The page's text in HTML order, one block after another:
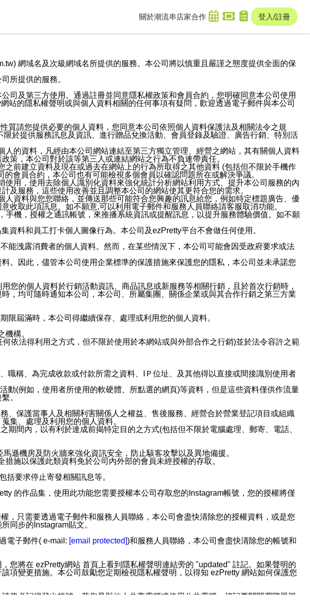
關於潮流串 店家合作 登入/註冊
網域名及次級網域名所提供的服務。本公司將以慎重且嚴謹之態度提供全面的保
所提供的服務。
司及第三方使用。通過註冊並同意隱私權政策和會員合約，您明確同意本公司使用
的隱私權聲明或與個人資料相關的任何事項有疑問，歡迎透過電子郵件與本公司
質請您提供必要的個人資料，您同意本公司依照個人資料保護法及相關法令之規
於提供服務訊息及資訊、進行贈品兌換活動、會員登錄及驗證、廣告行銷、特別活
的資料，凡經由本公司網站連結至第三方獨立管理、經營之網站，其有關個人資料
策，本公司對於該等第三人或連結網站之行為不負連帶責任。
前建立資料及現在或過去在網站上的行為所取得之其他資料 (包括但不限於手機作
會員合約，本公司也有可能檢視多個會員以確認問題所在或解決爭議。
用，使用去除個人識別化資料來強化統計分析網站利用方式、提升本公司服務的內
及服務，這些使用改善並且調整本公司的網站使其更符合您的需求。
資料與您您聯絡，並傳送那些可能符合您興趣的訊息給您，例如特定標題廣告、優
取此項訊息。如不願意,可以利用電子郵件和服務人員聯絡請客服取消功能。
機，授權之通訊帳號，來推播系統資訊或提醒訊息，以提升服務體驗價值。如不願
料和員工打卡個人圖像行為。本公司及ezPretty平台不會做任何使用。
能洩露消費者的個人資料。然而，在某些情況下，本公司可能會因受政府要求或法
。因此，儘管本公司使用企業標準的保護措施來保護您的隱私，本公司並未承諾您
您的個人資料於行銷活動資訊、商品訊息或新服務等相關行銷，且於首次行銷時，
，均可隨時通知本公司，本公司、所屬集團、關係企業或與其合作行銷之第三方業
屆滿時，本公司得繼續保存、處理或利用您的個人資料。
構。
依法得利用之方式，但不限於使用於本網站或與外部合作之行銷)並於法令容許之範
稱、為完成收款或付款所需之資料、IＰ位址、及其他得以直接或間接識別使用者
(例如，使用者所使用的軟硬體、所點選的網頁)等資料，但是這些資料僅供作流量
。
、保護當事人及相關利害關係人之權益、售後服務、經營合於營業登記項目或組織
集、處理及利用您的個人資料。
間內，以有利於達成前揭特定目的之方式(包括但不限於電腦處理、郵寄、電話、
遜機房及防火牆來強化資訊安全，防止駭客攻擊以及異地備援。
施以保護此類資料免於公司內外部的會員未經授權的存取。
括要求停止寄發相關訊息等。
的作品集，使用此功能您需要授權本公司存取您的Instagram帳號，您的授權將僅
，只需要透過電子郵件和服務人員聯絡，本公司會盡快清除您的授權資料，或是您
同步的Instagram貼文。
電子郵件( e-mail: [email protected])和服務人員聯絡，本公司會盡快清除您的帳號和
您將在 ezPretty網站 首頁上看到隱私權聲明連結旁的 "updated" 註記。如果聲明的
項變更措施。本公司鼓勵您定期檢視隱私權聲明，以得知 ezPretty 網站如何保護您
務必記得登出帳號。若您是與他人共享電腦或使用公共電腦，切記要關閉瀏覽器視